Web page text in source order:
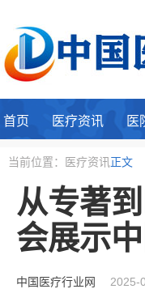
首页 医疗资讯 医
当前位置：医疗资讯 正文
从专著
会展示
中国医疗行业网 2025-